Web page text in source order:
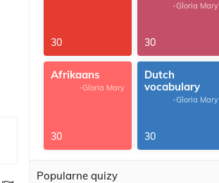
30
-Gloria Mary
30
Afrikaans
-Gloria Mary
30
Dutch
vocabulary
-Gloria Mary
30
Popularne quizy